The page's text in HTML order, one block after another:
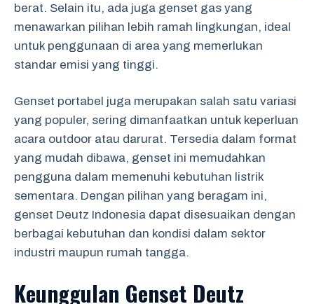
berat. Selain itu, ada juga genset gas yang
menawarkan pilihan lebih ramah lingkungan, ideal
untuk penggunaan di area yang memerlukan
standar emisi yang tinggi.
Genset portabel juga merupakan salah satu variasi
yang populer, sering dimanfaatkan untuk keperluan
acara outdoor atau darurat. Tersedia dalam format
yang mudah dibawa, genset ini memudahkan
pengguna dalam memenuhi kebutuhan listrik
sementara. Dengan pilihan yang beragam ini,
genset Deutz Indonesia dapat disesuaikan dengan
berbagai kebutuhan dan kondisi dalam sektor
industri maupun rumah tangga.
Keunggulan Genset Deutz